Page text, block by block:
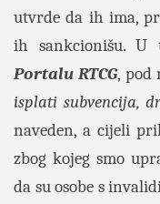
utvrde da ih ima,
ih sankcionišu. U
Portalu RTCG, pod
isplati subvencija,
naveden, a cijeli
zbog kojeg smo
da su osobe s